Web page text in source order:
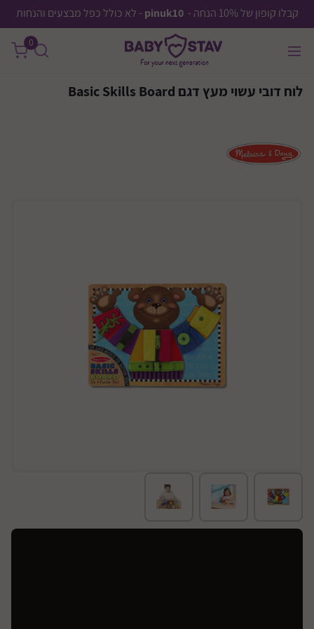
קבלו קופון של 10% הנחה - pinuk10 - לא כולל כפל מבצעים והנחות
0
לוח דובי עשוי מעץ דגם Basic Skills Board